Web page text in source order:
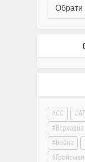
ЄС
Война
Гройсман